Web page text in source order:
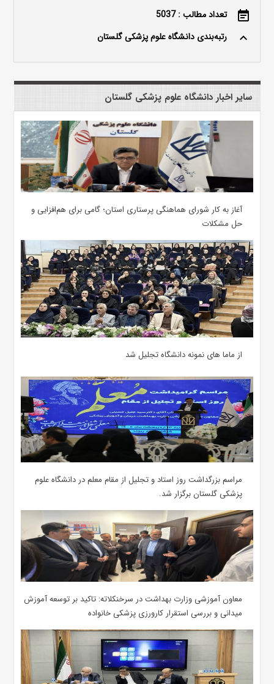
event_note تعداد مطالب : 5037
keyboard_arrow_up رتبه‌بندی دانشگاه علوم پزشکی گلستان
سایر اخبار دانشگاه علوم پزشکی گلستان
آغاز به کار شورای هماهنگی پرستاری استان؛ گامی برای هم‌افزایی و
حل مشکلات
از ماما های نمونه دانشگاه تجلیل شد
مراسم بزرگداشت روز استاد و تجلیل از مقام معلم در دانشگاه علوم
پزشکی گلستان برگزار شد.‌
معاون آموزشی وزارت بهداشت در سرخنکلاته: تاکید بر توسعه آموزش
میدانی و بررسی استقرار کارورزی پزشکی ‌خانواده